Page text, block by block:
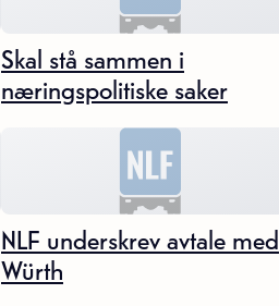
Skal stå sammen i
næringspolitiske saker
NLF underskrev avtale med
Würth